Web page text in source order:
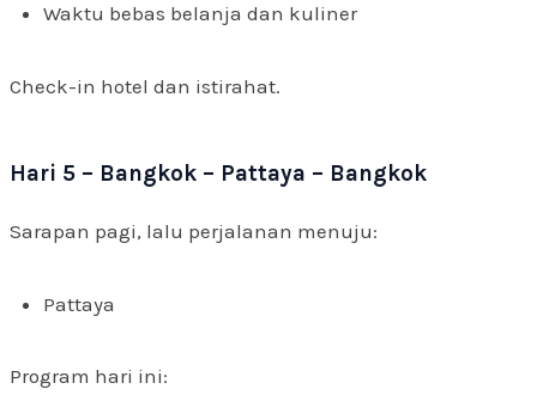
Waktu bebas belanja dan kuliner
Check-in hotel dan istirahat.
Hari 5 – Bangkok – Pattaya – Bangkok
Sarapan pagi, lalu perjalanan menuju:
Pattaya
Program hari ini: